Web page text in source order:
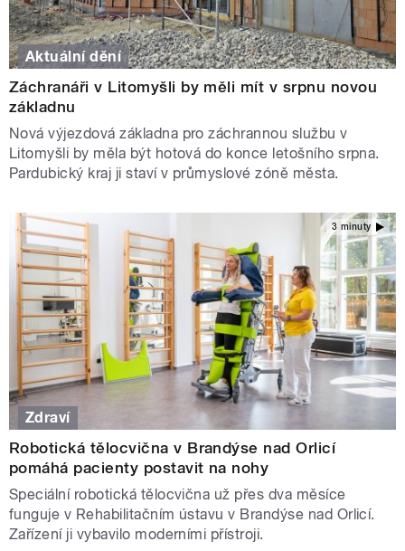
Aktuální dění
Záchranáři v Litomyšli by měli mít v srpnu novou
základnu
Nová výjezdová základna pro záchrannou službu v
Litomyšli by měla být hotová do konce letošního srpna.
Pardubický kraj ji staví v průmyslové zóně města.
3 minuty
Zdraví
Robotická tělocvična v Brandýse nad Orlicí
pomáhá pacienty postavit na nohy
Speciální robotická tělocvična už přes dva měsíce
funguje v Rehabilitačním ústavu v Brandýse nad Orlicí.
Zařízení ji vybavilo moderními přístroji.